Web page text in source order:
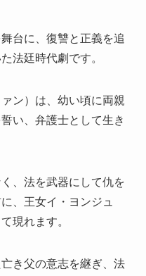
台に、復讐と正義を追
法廷時代劇です。
ン）は、幼い頃に両親
い、弁護士として生き
、法を武器にして仇を
、王女イ・ヨンジュ
現れます。
き父の意志を継ぎ、法